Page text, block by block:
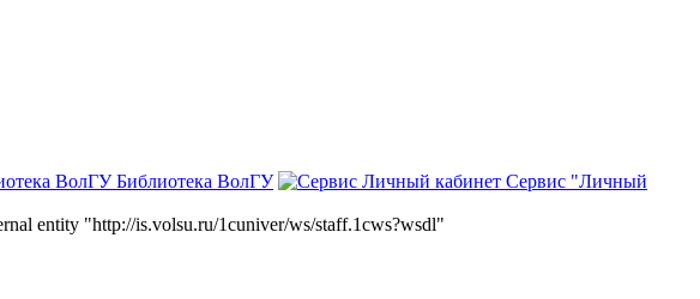
Библиотека ВолГУ
Сервис "Личный
entity "http://is.volsu.ru/1cuniver/ws/staff.1cws?wsdl"